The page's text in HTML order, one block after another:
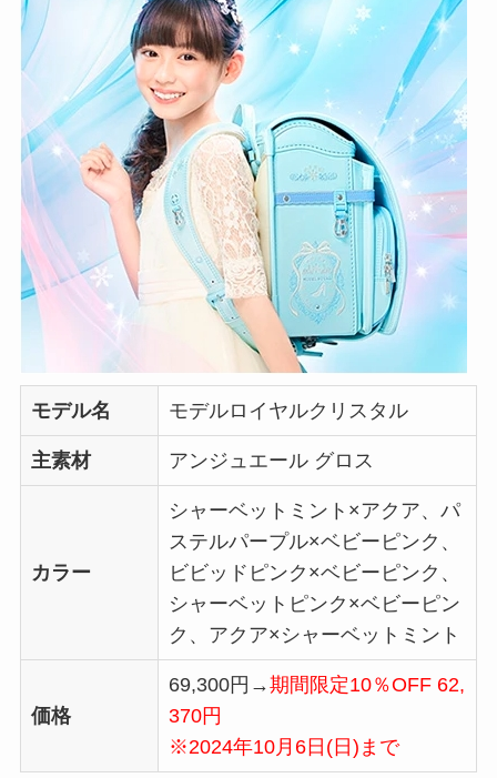
モデル名 モデルロイヤルクリスタル
主素材 アンジュエール グロス
カラー
シャーベットミント×アクア、パ
ステルパープル×ベビーピンク、
ビビッドピンク×ベビーピンク、
シャーベットピンク×ベビーピン
ク、アクア×シャーベットミント
価格
69,300円→期間限定10％OFF 62,
370円
※2024年10月6日(日)まで